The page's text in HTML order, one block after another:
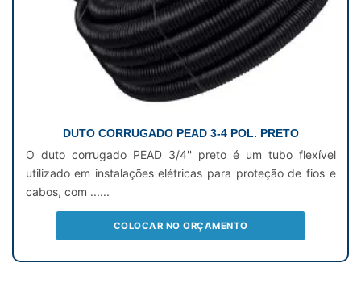
DUTO CORRUGADO PEAD 3-4 POL. PRETO
O duto corrugado PEAD 3/4'' preto é um tubo flexível
utilizado em instalações elétricas para proteção de fios e
cabos, com ......
COLOCAR NO ORÇAMENTO